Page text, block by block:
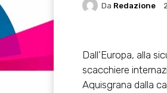
Da Redazione
Dall’Europa, alla
scacchiere
Aquisgrana dalla